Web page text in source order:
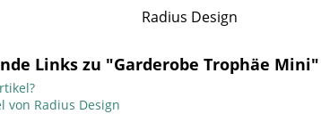
Radius Design
Links zu "Garderobe Trophäe Mini"
von Radius Design